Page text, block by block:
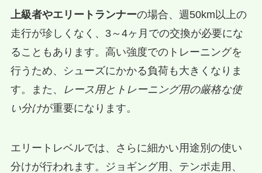
上級者やエリートランナーの場合、週50km以上の
走行が珍しくなく、3～4ヶ月での交換が必要にな
ることもあります。高い強度でのトレーニングを
行うため、シューズにかかる負荷も大きくなりま
す。また、
レース用とトレーニング用の厳格な使
い分けが重要になります。
エリートレベルでは、さらに細かい用途別の使い
分けが行われます。ジョギング用、テンポ走用、